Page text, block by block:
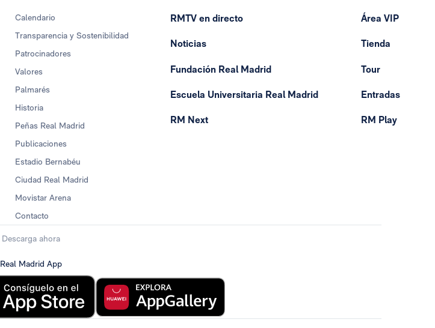
Calendario
Transparencia y Sostenibilidad
Patrocinadores
Valores
Palmarés
Historia
Peñas Real Madrid
Publicaciones
Estadio Bernabéu
Ciudad Real Madrid
Movistar Arena
Contacto
RMTV en directo
Noticias
Fundación Real Madrid
Escuela Universitaria Real Madrid
RM Next
Área VIP
Tienda
Tour
Entradas
RM Play
Descarga ahora
Real Madrid App